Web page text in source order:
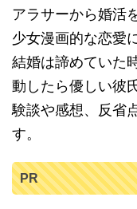
アラサーから婚活
少女漫画的な恋愛
結婚は諦めていた
動したら優しい彼
験談や感想、反省
す。
PR